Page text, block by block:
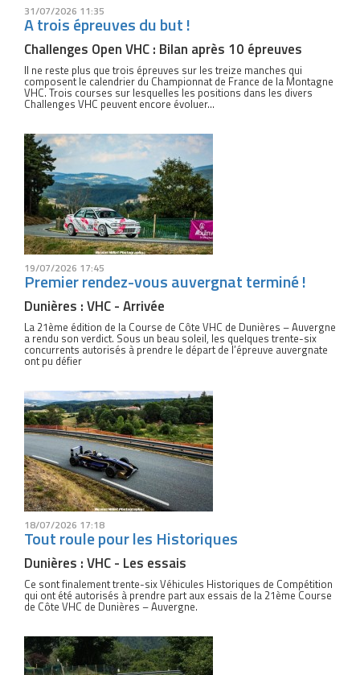
31/07/2026 11:35
A trois épreuves du but !
Challenges Open VHC : Bilan après 10 épreuves
Il ne reste plus que trois épreuves sur les treize manches qui
composent le calendrier du Championnat de France de la Montagne
VHC. Trois courses sur lesquelles les positions dans les divers
Challenges VHC peuvent encore évoluer...
19/07/2026 17:45
Premier rendez-vous auvergnat terminé !
Dunières : VHC - Arrivée
La 21ème édition de la Course de Côte VHC de Dunières – Auvergne
a rendu son verdict. Sous un beau soleil, les quelques trente-six
concurrents autorisés à prendre le départ de l’épreuve auvergnate
ont pu défier
18/07/2026 17:18
Tout roule pour les Historiques
Dunières : VHC - Les essais
Ce sont finalement trente-six Véhicules Historiques de Compétition
qui ont été autorisés à prendre part aux essais de la 21ème Course
de Côte VHC de Dunières – Auvergne.